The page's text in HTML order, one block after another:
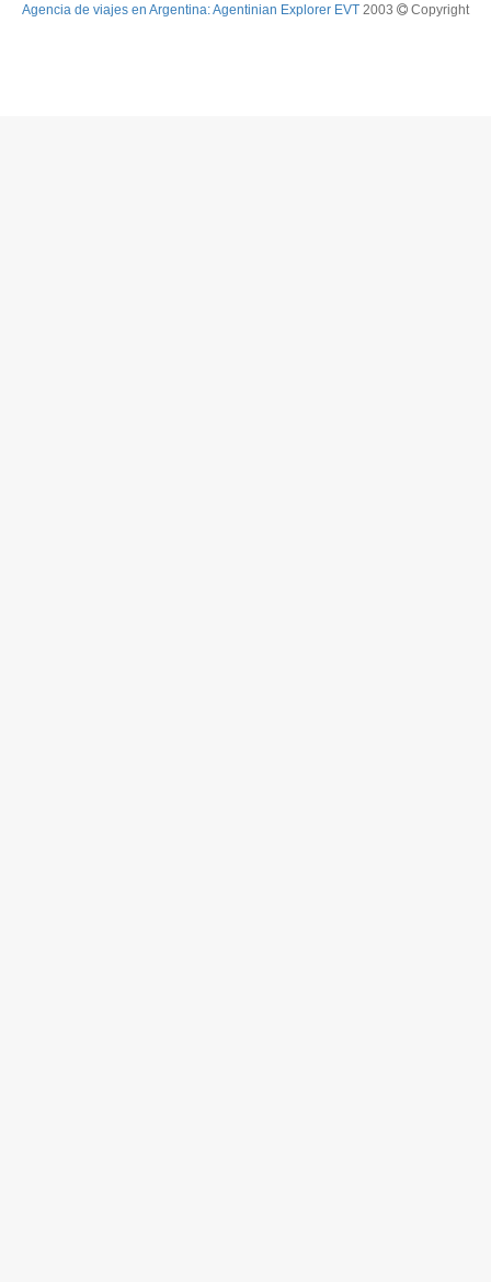
Agencia de viajes en Argentina: Agentinian Explorer EVT 2003 Copyright